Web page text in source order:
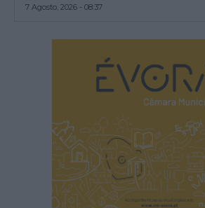
7 Agosto, 2026 - 08:37